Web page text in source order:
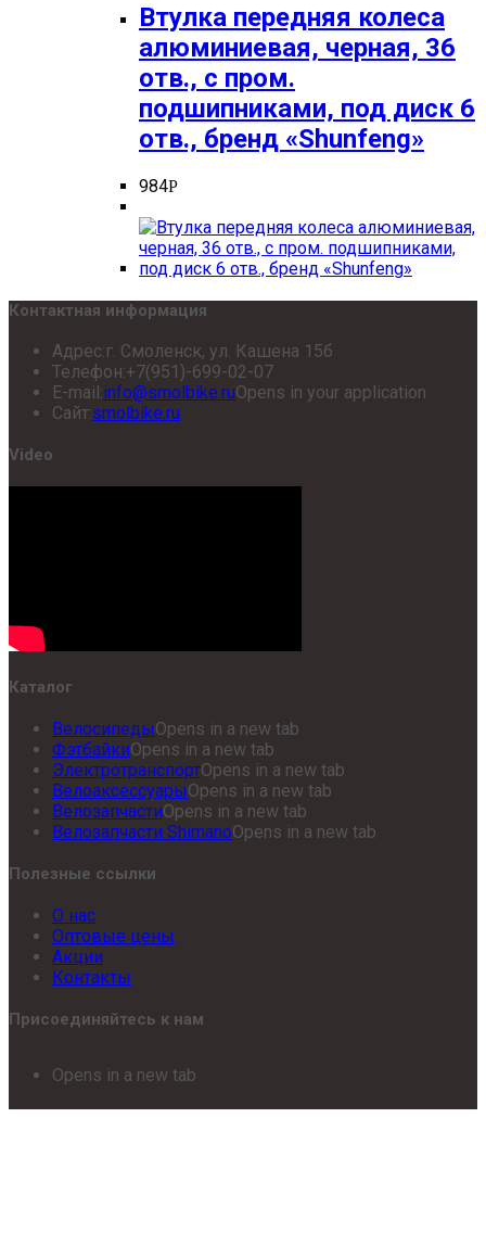
Втулка передняя колеса
алюминиевая, черная, 36
отв., с пром.
подшипниками, под диск 6
отв., бренд «Shunfeng»
984Р
Контактная информация
Адрес:г. Смоленск, ул. Кашена 15б
Телефон:+7(951)-699-02-07
E-mail:info@smolbike.ruOpens in your application
Сайт:smolbike.ru
Video
Каталог
ВелосипедыOpens in a new tab
ФэтбайкиOpens in a new tab
ЭлектротранспортOpens in a new tab
ВелоаксессуарыOpens in a new tab
ВелозапчастиOpens in a new tab
Велозапчасти ShimanoOpens in a new tab
Полезные ссылки
О нас
Оптовые цены
Акции
Контакты
Присоединяйтесь к нам
Opens in a new tab